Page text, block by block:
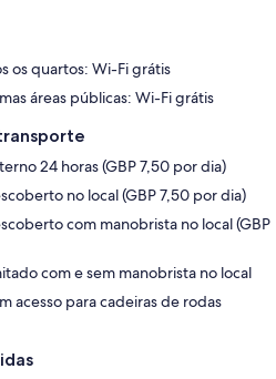
os quartos: Wi-Fi grátis
áreas públicas: Wi-Fi grátis
24 horas (GBP 7,50 por dia)
no local (GBP 7,50 por dia)
com manobrista no local (GBP
com e sem manobrista no local
acesso para cadeiras de rodas